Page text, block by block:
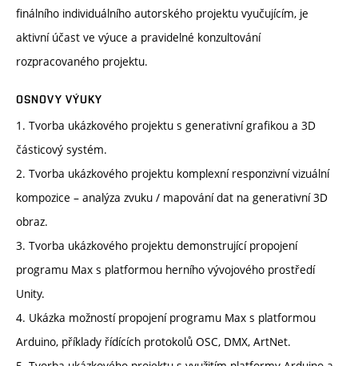
finálního individuálního autorského projektu vyučujícím, je
aktivní účast ve výuce a pravidelné konzultování
rozpracovaného projektu.
OSNOVY VÝUKY
1. Tvorba ukázkového projektu s generativní grafikou a 3D
částicový systém.
2. Tvorba ukázkového projektu komplexní responzivní vizuální
kompozice – analýza zvuku / mapování dat na generativní 3D
obraz.
3. Tvorba ukázkového projektu demonstrující propojení
programu Max s platformou herního vývojového prostředí
Unity.
4. Ukázka možností propojení programu Max s platformou
Arduino, příklady řídících protokolů OSC, DMX, ArtNet.